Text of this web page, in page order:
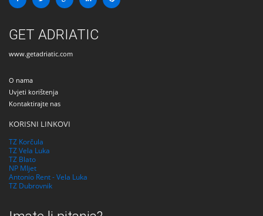
GET ADRIATIC
www.getadriatic.com
O nama
Uvjeti korištenja
Kontaktirajte nas
KORISNI LINKOVI
TZ Korčula
TZ Vela Luka
TZ Blato
NP Mljet
Antonio Rent - Vela Luka
TZ Dubrovnik